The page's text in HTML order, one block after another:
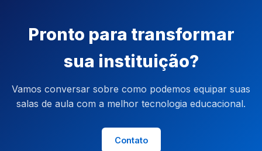
Pronto para transformar
sua instituição?
Vamos conversar sobre como podemos equipar suas
salas de aula com a melhor tecnologia educacional.
Contato